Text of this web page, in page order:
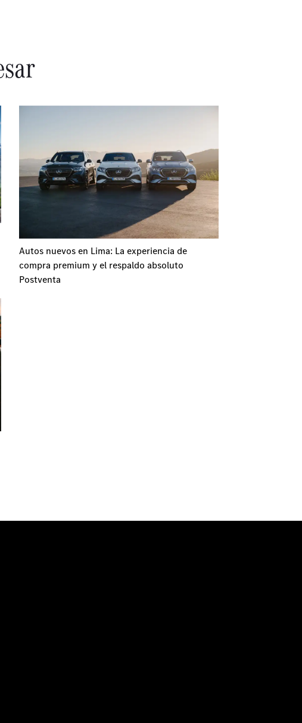
Autos nuevos en Lima: La experiencia de
compra premium y el respaldo absoluto
Postventa